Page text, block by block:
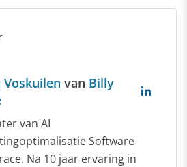
van Billy
van AI
Software
Na 10 jaar ervaring in